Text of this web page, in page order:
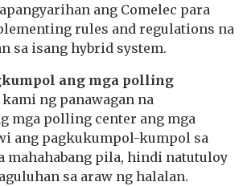
ang Comelec para
rules and regulations na
sa isang hybrid system.
ang mga polling
ng panawagan na
mga polling center ang mga
ang pagkukumpol-kumpol sa
mahahabang pila, hindi natutuloy
sa araw ng halalan.